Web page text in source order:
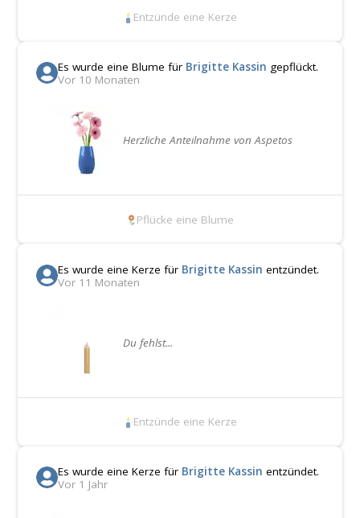
Entzünde eine Kerze
Es wurde eine Blume für Brigitte Kassin gepflückt.
Vor 10 Monaten
Herzliche Anteilnahme von Aspetos
Pflücke eine Blume
Es wurde eine Kerze für Brigitte Kassin entzündet.
Vor 11 Monaten
Du fehlst...
Entzünde eine Kerze
Es wurde eine Kerze für Brigitte Kassin entzündet.
Vor 1 Jahr